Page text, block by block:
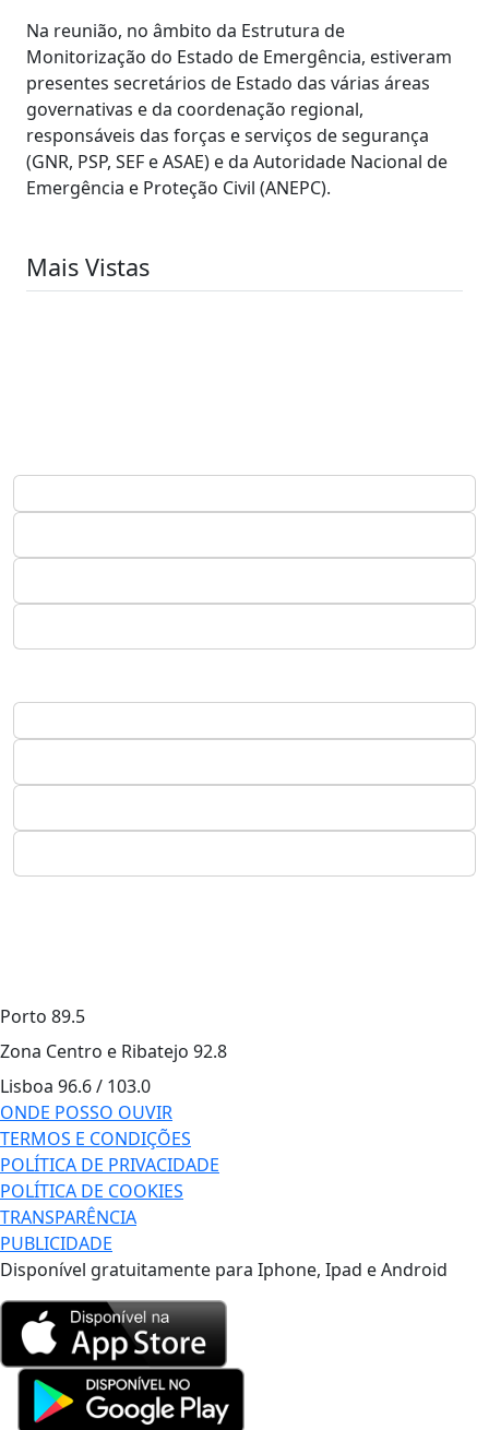
Na reunião, no âmbito da Estrutura de
Monitorização do Estado de Emergência, estiveram
presentes secretários de Estado das várias áreas
governativas e da coordenação regional,
responsáveis das forças e serviços de segurança
(GNR, PSP, SEF e ASAE) e da Autoridade Nacional de
Emergência e Proteção Civil (ANEPC).
Mais Vistas
Porto 89.5
Zona Centro e Ribatejo 92.8
Lisboa 96.6 / 103.0
ONDE POSSO OUVIR
TERMOS E CONDIÇÕES
POLÍTICA DE PRIVACIDADE
POLÍTICA DE COOKIES
TRANSPARÊNCIA
PUBLICIDADE
Disponível gratuitamente para Iphone, Ipad e Android